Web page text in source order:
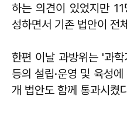
하는 의견이 있었지만
성하면서 기존 법안이 전
한편 이날 과방위는 '과
등의 설립·운영 및 육성
개 법안도 함께 통과시켰